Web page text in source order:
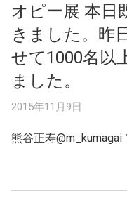
オピー展 本日
きました。昨
せて1000名以
ました。
2015年11月9日
熊谷正寿